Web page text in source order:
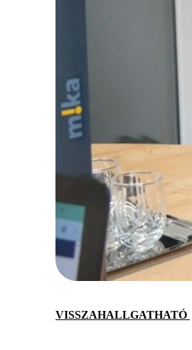
VISSZAHALLGATHATÓ